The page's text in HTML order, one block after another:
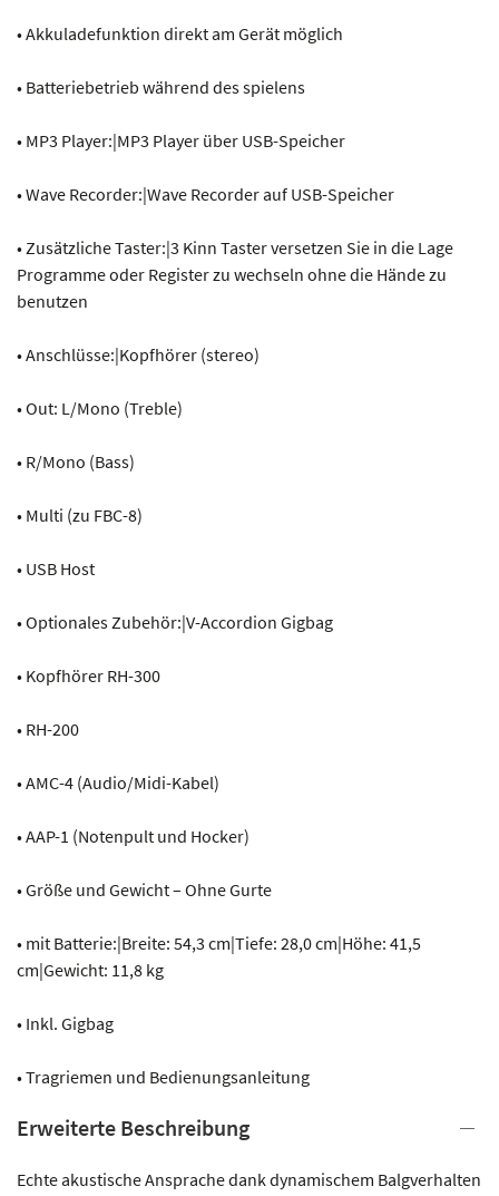
• Akkuladefunktion direkt am Gerät möglich
• Batteriebetrieb während des spielens
• MP3 Player:|MP3 Player über USB-Speicher
• Wave Recorder:|Wave Recorder auf USB-Speicher
• Zusätzliche Taster:|3 Kinn Taster versetzen Sie in die Lage
Programme oder Register zu wechseln ohne die Hände zu
benutzen
• Anschlüsse:|Kopfhörer (stereo)
• Out: L/Mono (Treble)
• R/Mono (Bass)
• Multi (zu FBC-8)
• USB Host
• Optionales Zubehör:|V-Accordion Gigbag
• Kopfhörer RH-300
• RH-200
• AMC-4 (Audio/Midi-Kabel)
• AAP-1 (Notenpult und Hocker)
• Größe und Gewicht – Ohne Gurte
• mit Batterie:|Breite: 54,3 cm|Tiefe: 28,0 cm|Höhe: 41,5
cm|Gewicht: 11,8 kg
• Inkl. Gigbag
• Tragriemen und Bedienungsanleitung
Erweiterte Beschreibung
Echte akustische Ansprache dank dynamischem Balgverhalten